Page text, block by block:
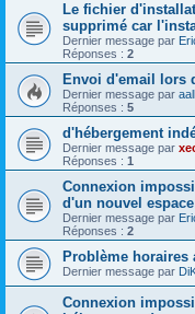
Le fichier
supprimé car
Dernier message par
Réponses : 2
Envoi d'email lors
Dernier message par
Réponses : 5
d'hébergement
Dernier message par
Réponses : 1
Connexion
d'un nouvel espace
Dernier message par
Réponses : 2
Problème horaires
Dernier message par
Connexion